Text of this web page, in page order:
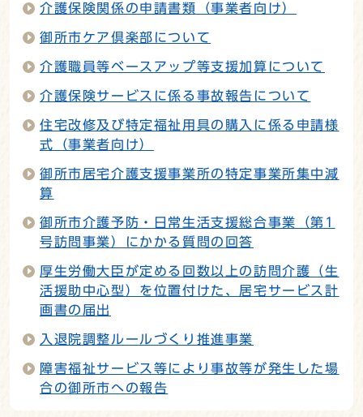
介護保険関係の申請書類（事業者向け）
御所市ケア倶楽部について
介護職員等ベースアップ等支援加算について
介護保険サービスに係る事故報告について
住宅改修及び特定福祉用具の購入に係る申請様
式（事業者向け）
御所市居宅介護支援事業所の特定事業所集中減
算
御所市介護予防・日常生活支援総合事業（第1
号訪問事業）にかかる質問の回答
厚生労働大臣が定める回数以上の訪問介護（生
活援助中心型）を位置付けた、居宅サービス計
画書の届出
入退院調整ルールづくり推進事業
障害福祉サービス等により事故等が発生した場
合の御所市への報告